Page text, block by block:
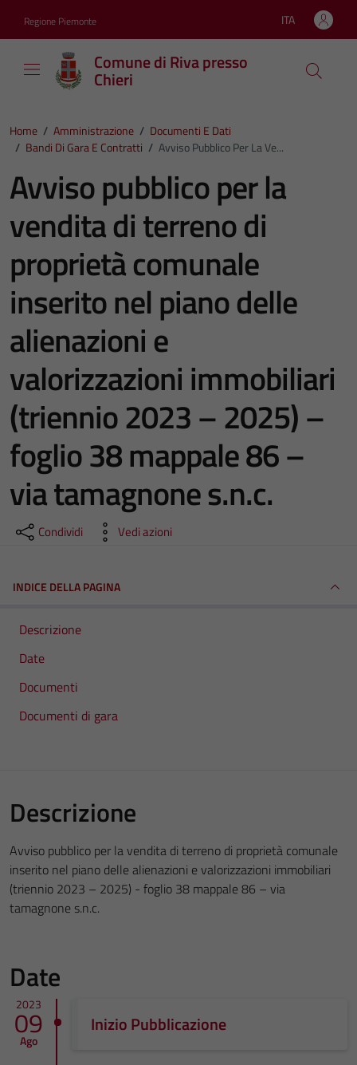
Regione Piemonte Lingua attiva:
ITA
Comune di Riva presso
Chieri
Home / Amministrazione / Documenti E Dati
/ Bandi Di Gara E Contratti / Avviso Pubblico Per La Ve...
Avviso pubblico per la
vendita di terreno di
proprietà comunale
inserito nel piano delle
alienazioni e
valorizzazioni immobiliari
(triennio 2023 – 2025) –
foglio 38 mappale 86 –
via tamagnone s.n.c.
Condividi Vedi azioni
INDICE DELLA PAGINA
Descrizione
Date
Documenti
Documenti di gara
Descrizione
Avviso pubblico per la vendita di terreno di proprietà comunale
inserito nel piano delle alienazioni e valorizzazioni immobiliari
(triennio 2023 – 2025) - foglio 38 mappale 86 – via
tamagnone s.n.c.
Date
2023
09
Ago
Inizio Pubblicazione